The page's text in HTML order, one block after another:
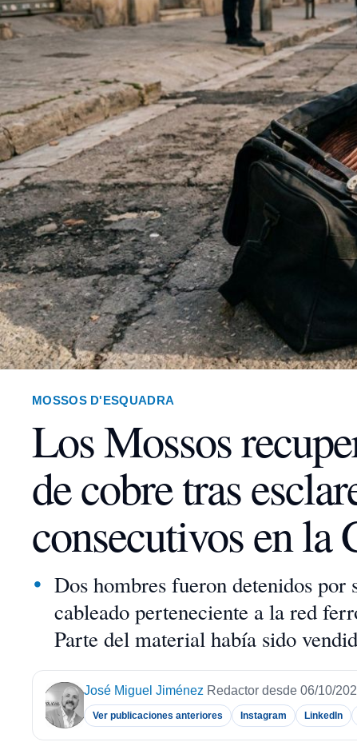
MOSSOS D'ESQUADRA
Los Mossos
de cobre tras
consecutivos en la
Dos hombres fueron detenidos
cableado perteneciente a la red
Parte del material había sido
José Miguel Jiménez Redactor desde 06/10/
Ver publicaciones anteriores Instagram LinkedIn